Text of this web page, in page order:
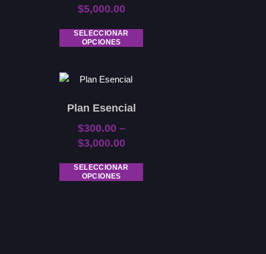
$5,000.00
SELECCIONAR
OPCIONES
Plan Esencial
$300.00 –
$3,000.00
SELECCIONAR
OPCIONES